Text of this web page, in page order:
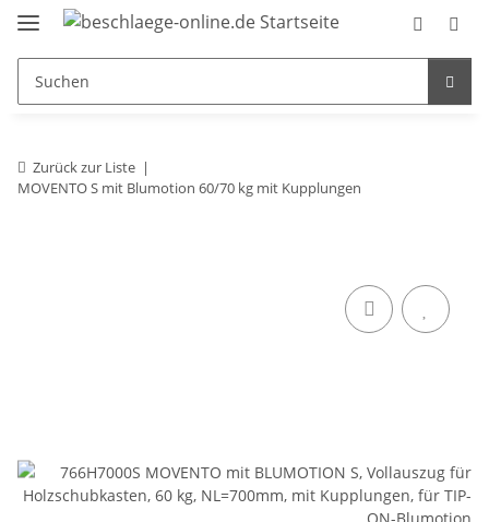
Zurück zur Liste
MOVENTO S mit Blumotion 60/70 kg mit Kupplungen